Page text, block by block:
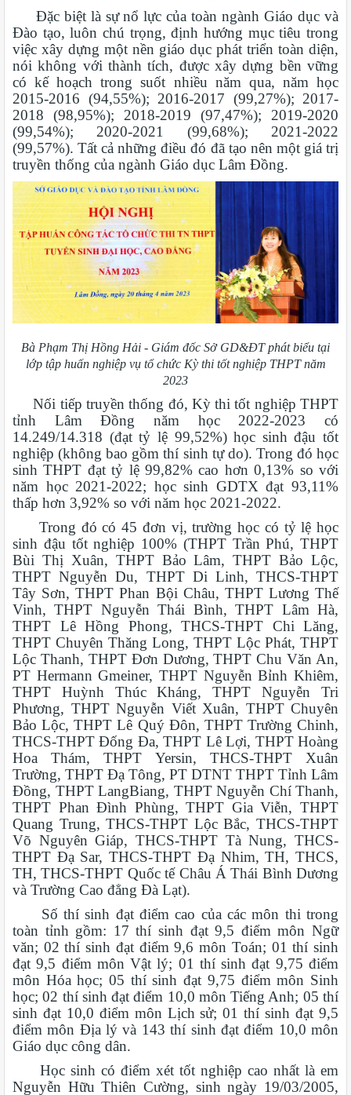
Đặc biệt là sự nổ lực của toàn ngành Giáo dục và
Đào tạo, luôn chú trọng, định hướng mục tiêu trong
việc xây dựng một nền giáo dục phát triển toàn diện,
nói không với thành tích, được xây dựng bền vững
có kế hoạch trong suốt nhiều năm qua, năm học
2015-2016 (94,55%); 2016-2017 (99,27%); 2017-
2018 (98,95%); 2018-2019 (97,47%); 2019-2020
(99,54%); 2020-2021 (99,68%); 2021-2022
(99,57%). Tất cả những điều đó đã tạo nên một giá trị
truyền thống của ngành Giáo dục Lâm Đồng.
Bà Phạm Thị Hồng Hải - Giám đốc Sở GD&ĐT phát biểu tại
lớp tập huấn nghiệp vụ tổ chức Kỳ thi tốt nghiệp THPT năm
2023
Nối tiếp truyền thống đó, Kỳ thi tốt nghiệp THPT
tỉnh Lâm Đồng năm học 2022-2023 có
14.249/14.318 (đạt tỷ lệ 99,52%) học sinh đậu tốt
nghiệp (không bao gồm thí sinh tự do). Trong đó học
sinh THPT đạt tỷ lệ 99,82% cao hơn 0,13% so với
năm học 2021-2022; học sinh GDTX đạt 93,11%
thấp hơn 3,92% so với năm học 2021-2022.
Trong đó có 45 đơn vị, trường học có tỷ lệ học
sinh đậu tốt nghiệp 100% (THPT Trần Phú, THPT
Bùi Thị Xuân, THPT Bảo Lâm, THPT Bảo Lộc,
THPT Nguyễn Du, THPT Di Linh, THCS-THPT
Tây Sơn, THPT Phan Bội Châu, THPT Lương Thế
Vinh, THPT Nguyễn Thái Bình, THPT Lâm Hà,
THPT Lê Hồng Phong, THCS-THPT Chi Lăng,
THPT Chuyên Thăng Long, THPT Lộc Phát, THPT
Lộc Thanh, THPT Đơn Dương, THPT Chu Văn An,
PT Hermann Gmeiner, THPT Nguyễn Bỉnh Khiêm,
THPT Huỳnh Thúc Kháng, THPT Nguyễn Tri
Phương, THPT Nguyễn Viết Xuân, THPT Chuyên
Bảo Lộc, THPT Lê Quý Đôn, THPT Trường Chinh,
THCS-THPT Đống Đa, THPT Lê Lợi, THPT Hoàng
Hoa Thám, THPT Yersin, THCS-THPT Xuân
Trường, THPT Đạ Tông, PT DTNT THPT Tỉnh Lâm
Đồng, THPT LangBiang, THPT Nguyễn Chí Thanh,
THPT Phan Đình Phùng, THPT Gia Viễn, THPT
Quang Trung, THCS-THPT Lộc Bắc, THCS-THPT
Võ Nguyên Giáp, THCS-THPT Tà Nung, THCS-
THPT Đạ Sar, THCS-THPT Đạ Nhim, TH, THCS,
TH, THCS-THPT Quốc tế Châu Á Thái Bình Dương
và Trường Cao đẳng Đà Lạt).
Số thí sinh đạt điểm cao của các môn thi trong
toàn tỉnh gồm: 17 thí sinh đạt 9,5 điểm môn Ngữ
văn; 02 thí sinh đạt điểm 9,6 môn Toán; 01 thí sinh
đạt 9,5 điểm môn Vật lý; 01 thí sinh đạt 9,75 điểm
môn Hóa học; 05 thí sinh đạt 9,75 điểm môn Sinh
học; 02 thí sinh đạt điểm 10,0 môn Tiếng Anh; 05 thí
sinh đạt 10,0 điểm môn Lịch sử; 01 thí sinh đạt 9,5
điểm môn Địa lý và 143 thí sinh đạt điểm 10,0 môn
Giáo dục công dân.
Học sinh có điểm xét tốt nghiệp cao nhất là em
Nguyễn Hữu Thiên Cường, sinh ngày 19/03/2005,